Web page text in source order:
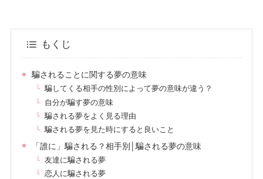
もくじ
騙されることに関する夢の意味
騙してくる相手の性別によって夢の意味が違う？
自分が騙す夢の意味
騙される夢をよく見る理由
騙される夢を見た時にすると良いこと
「誰に」騙される？相手別│騙される夢の意味
友達に騙される夢
恋人に騙される夢